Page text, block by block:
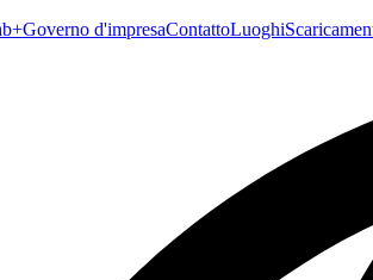
Governo d'impresaContattoLuoghi